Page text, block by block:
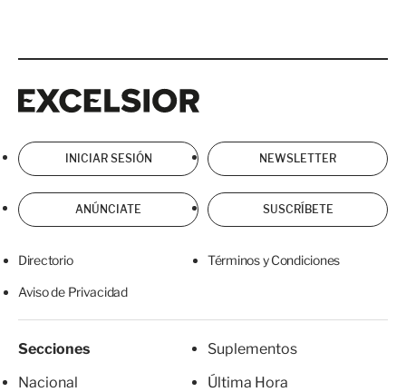
INICIAR SESIÓN NEWSLETTER
ANÚNCIATE SUSCRÍBETE
Directorio Términos y Condiciones
Aviso de Privacidad
Secciones
Nacional
Suplementos
Última Hora